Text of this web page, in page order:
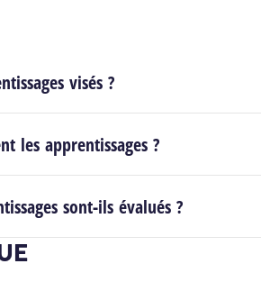
visés ?
les apprentissages ?
sont-ils évalués ?